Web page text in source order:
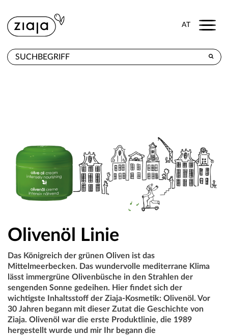
AT Menu
Olivenöl Linie
Das Königreich der grünen Oliven ist das
Mittelmeerbecken. Das wundervolle mediterrane Klima
lässt immergrüne Olivenbüsche in den Strahlen der
sengenden Sonne gedeihen. Hier findet sich der
wichtigste Inhaltsstoff der Ziaja-Kosmetik: Olivenöl. Vor
30 Jahren begann mit dieser Zutat die Geschichte von
Ziaja. Olivenöl war die erste Produktlinie, die 1989
hergestellt wurde und mir Ihr begann die